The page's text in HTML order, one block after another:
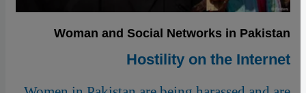
Woman and Social Networks in Pakistan
Hostility on the Internet